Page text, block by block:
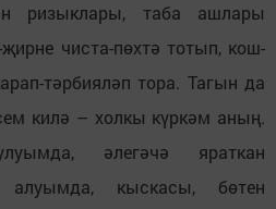
ризыклары, таба ашлары
чиста-пөхтә тотып, кош-
тәрбияләп тора. Тагын да
килә – холкы күркәм аның.
әлегәчә яраткан
алуымда, кыскасы, бөтен